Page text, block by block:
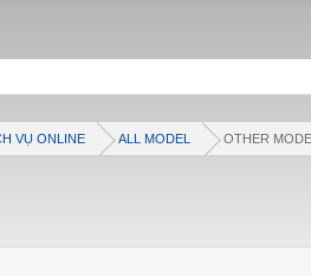
VỤ ONLINE ALL MODEL OTHER